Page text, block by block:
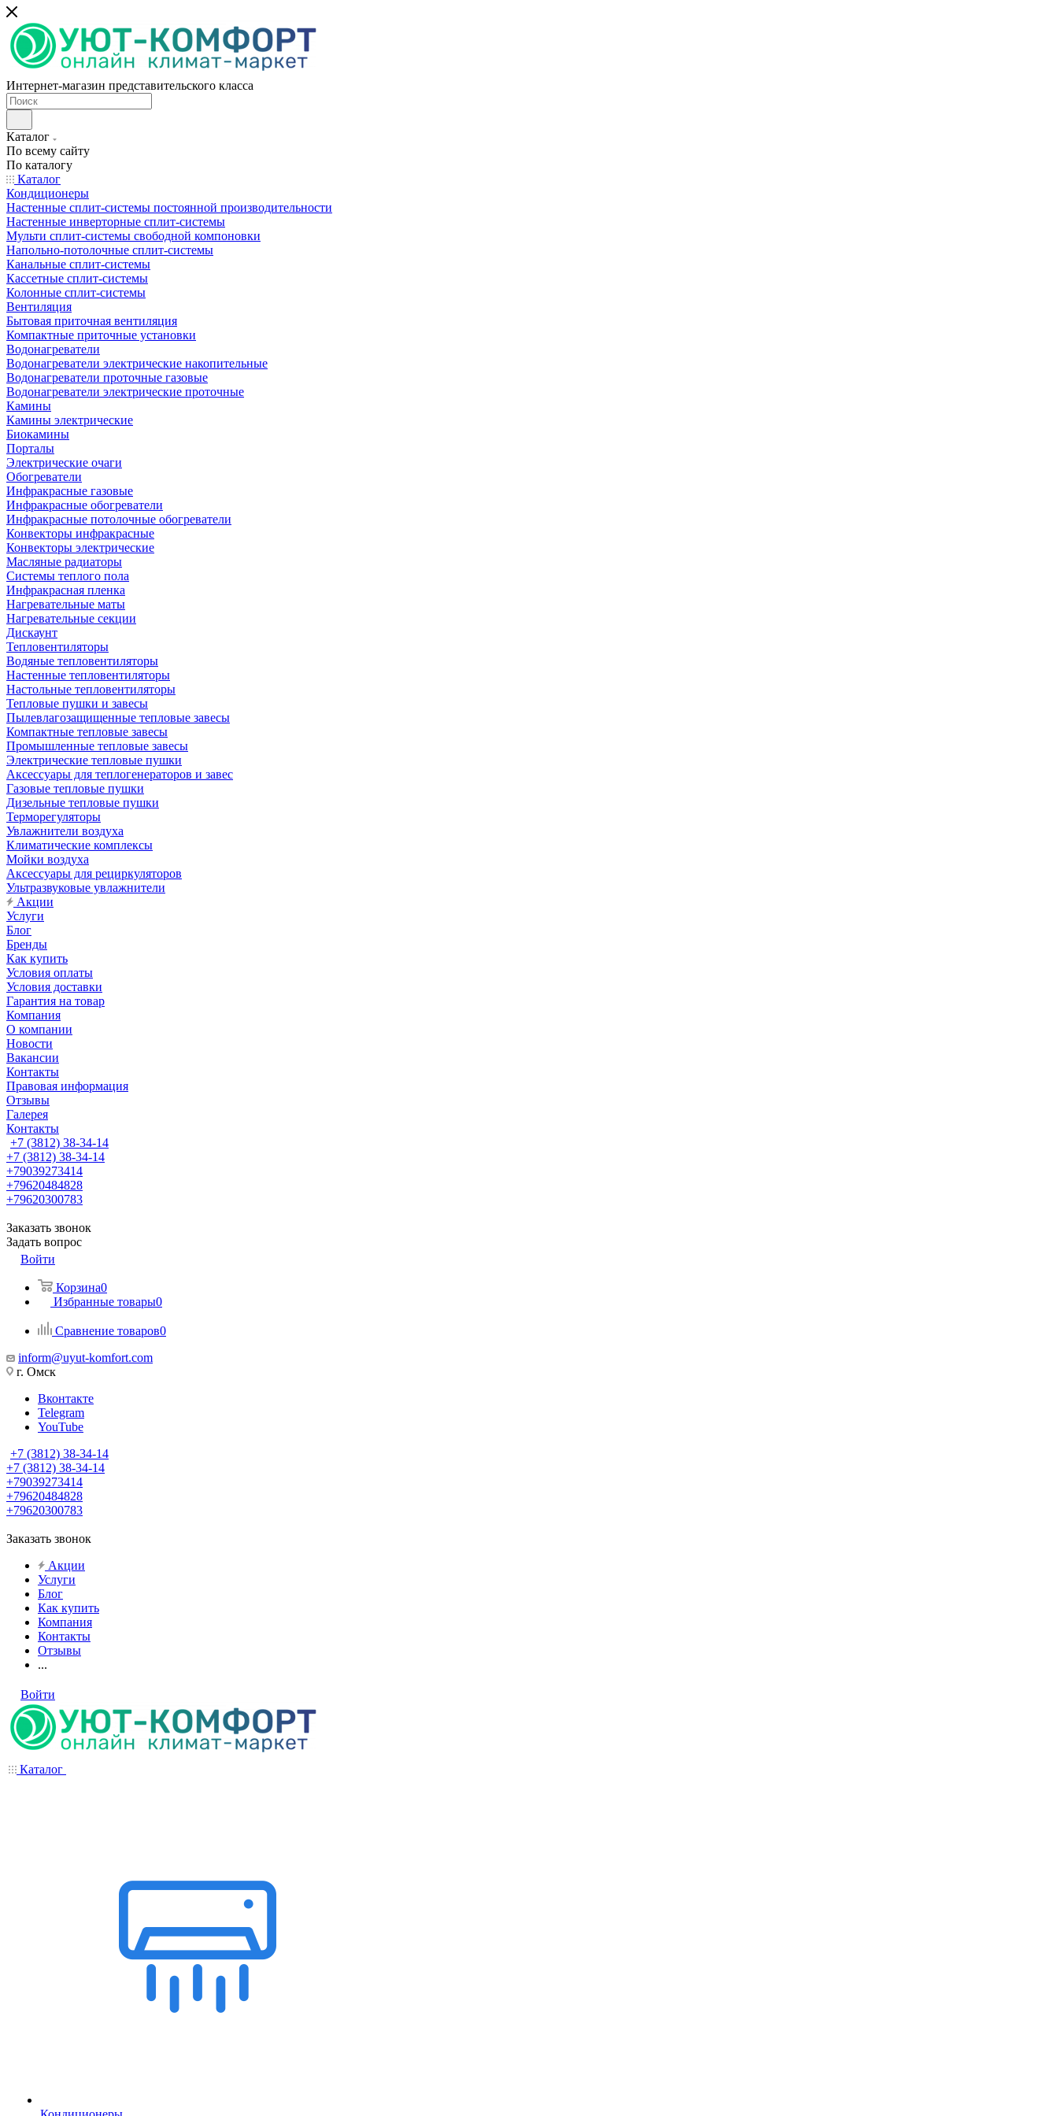
Интернет-магазин представительского класса
Каталог
По всему сайту
По каталогу
Каталог
Кондиционеры
Настенные сплит-системы постоянной производительности
Настенные инверторные сплит-системы
Мульти сплит-системы свободной компоновки
Напольно-потолочные сплит-системы
Канальные сплит-системы
Кассетные сплит-системы
Колонные сплит-системы
Вентиляция
Бытовая приточная вентиляция
Компактные приточные установки
Водонагреватели
Водонагреватели электрические накопительные
Водонагреватели проточные газовые
Водонагреватели электрические проточные
Камины
Камины электрические
Биокамины
Порталы
Электрические очаги
Обогреватели
Инфракрасные газовые
Инфракрасные обогреватели
Инфракрасные потолочные обогреватели
Конвекторы инфракрасные
Конвекторы электрические
Масляные радиаторы
Системы теплого пола
Инфракрасная пленка
Нагревательные маты
Нагревательные секции
Дискаунт
Тепловентиляторы
Водяные тепловентиляторы
Настенные тепловентиляторы
Настольные тепловентиляторы
Тепловые пушки и завесы
Пылевлагозащищенные тепловые завесы
Компактные тепловые завесы
Промышленные тепловые завесы
Электрические тепловые пушки
Аксессуары для теплогенераторов и завес
Газовые тепловые пушки
Дизельные тепловые пушки
Терморегуляторы
Увлажнители воздуха
Климатические комплексы
Мойки воздуха
Аксессуары для рециркуляторов
Ультразвуковые увлажнители
Акции
Услуги
Блог
Бренды
Как купить
Условия оплаты
Условия доставки
Гарантия на товар
Компания
О компании
Новости
Вакансии
Контакты
Правовая информация
Отзывы
Галерея
Контакты
+7 (3812) 38-34-14
+7 (3812) 38-34-14
+79039273414
+79620484828
+79620300783
Заказать звонок
Задать вопрос
Войти
Корзина0
Избранные товары0
Сравнение товаров0
inform@uyut-komfort.com
г. Омск
Вконтакте
Telegram
YouTube
+7 (3812) 38-34-14
+7 (3812) 38-34-14
+79039273414
+79620484828
+79620300783
Заказать звонок
Акции
Услуги
Блог
Как купить
Компания
Контакты
Отзывы
...
Войти
Каталог